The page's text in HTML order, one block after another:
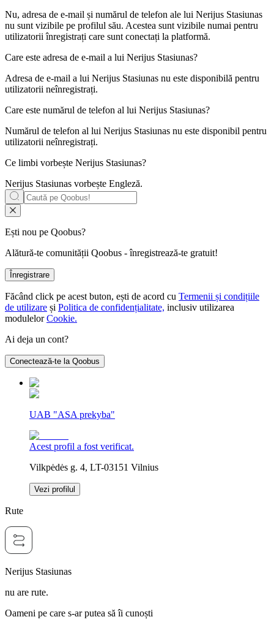
Nu, adresa de e-mail și numărul de telefon ale lui Nerijus Stasiunas
nu sunt vizibile pe profilul său. Acestea sunt vizibile numai pentru
utilizatorii înregistrați care sunt conectați la platformă.
Care este adresa de e-mail a lui Nerijus Stasiunas?
Adresa de e-mail a lui Nerijus Stasiunas nu este disponibilă pentru
utilizatorii neînregistrați.
Care este numărul de telefon al lui Nerijus Stasiunas?
Numărul de telefon al lui Nerijus Stasiunas nu este disponibil pentru
utilizatorii neînregistrați.
Ce limbi vorbește Nerijus Stasiunas?
Nerijus Stasiunas vorbește Engleză.
Ești nou pe Qoobus?
Alătură-te comunității Qoobus - înregistrează-te gratuit!
Înregistrare
Făcând click pe acest buton, ești de acord cu Termenii și condițiile
de utilizare și Politica de confidențialitate, inclusiv utilizarea
modulelor Cookie.
Ai deja un cont?
Conectează-te la Qoobus
UAB "ASA prekyba"
Acest profil a fost verificat.
Vilkpėdės g. 4, LT-03151 Vilnius
Vezi profilul
Rute
Nerijus Stasiunas
nu are rute.
Oameni pe care s-ar putea să îi cunoști